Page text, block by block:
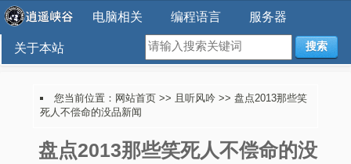
电脑相关 编程语言 服务器
关于本站 搜索
您当前位置： 网站首页 >> 且听风吟 >> 盘点2013那些笑
死人不偿命的没品新闻
盘点2013那些笑死人不偿命的没